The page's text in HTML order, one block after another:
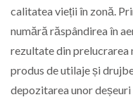
calitatea vieții în zonă.
numără răspândirea în
rezultate din prelucrarea
produs de utilaje și
depozitarea unor